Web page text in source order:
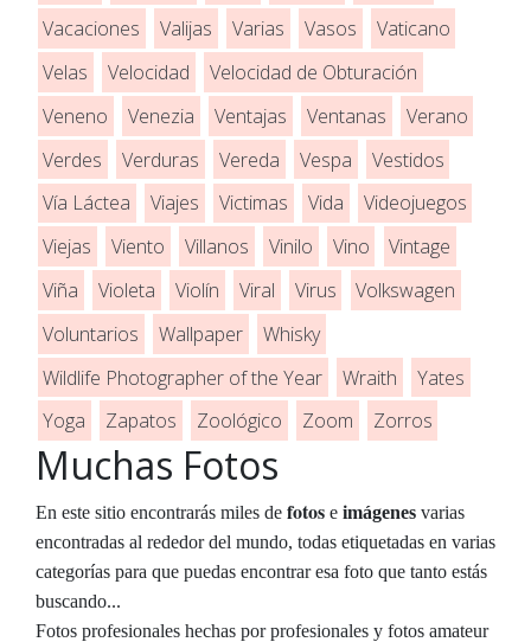
Vacaciones
Valijas Varias Vasos
Vaticano
Velas
Velocidad
Velocidad de Obturación
Veneno
Venezia Ventajas Ventanas
Verano
Verdes
Verduras Vereda Vespa
Vestidos
Vía Láctea
Viajes Victimas Vida
Videojuegos
Viejas
Viento Villanos Vinilo Vino
Vintage
Viña
Violeta Violín Viral Virus
Volkswagen
Voluntarios
Wallpaper
Whisky
Wildlife Photographer of the Year
Wraith
Yates
Yoga
Zapatos Zoológico Zoom Zorros
Muchas Fotos
En este sitio encontrarás miles de fotos e imágenes varias
encontradas al rededor del mundo, todas etiquetadas en varias
categorías para que puedas encontrar esa foto que tanto estás
buscando...
Fotos profesionales hechas por profesionales y fotos amateur